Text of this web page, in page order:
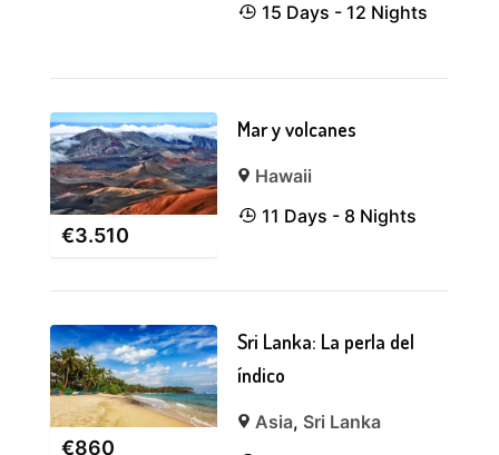
15 Days - 12 Nights
€3.510
Mar y volcanes
Hawaii
11 Days - 8 Nights
€860
Sri Lanka: La perla del
índico
Asia, Sri Lanka